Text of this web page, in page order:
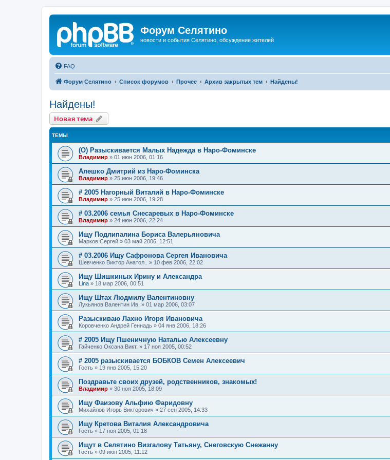
Форум Селятино
новости и события Селятино, обсуждение жителей
FAQ
Форум Селятино Список форумов Прочее Архив закрытых тем Найдены!
Найдены!
Новая тема
ТЕМЫ
(О) Разыскивается Малых Надежда в Наро-Фоминске
Владимир » 01 июн 2006, 01:16
Алешко Дмитрий из Наро-Фоминска
Владимир » 25 июн 2006, 19:46
# 2005 Нагорный Виталий в Наро-Фоминске
Владимир » 25 июн 2006, 19:28
# 03.2006 семья Снесаревых в Наро-Фоминске
Владимир » 24 июн 2006, 22:24
Ищу Подлипалина Бориса Валерьяновича
Марков Сергей » 03 май 2006, 12:51
# 03.2006 Ищу Сафронова Сергея Ивановича
Шевченко Виктор Анатол.. » 10 фев 2006, 22:02
Ищу Шишкиных Ирину и Александра
Lina » 18 мар 2006, 00:51
Ищу Штах Людмилу Валентиновну
Лукьянов Валентин Ив. » 01 мар 2006, 03:07
Разыскиваю Лахно Игоря Ивановича
Коровченко Андрей Геннадь » 04 янв 2006, 18:26
# 2005 Ищу Пшеничную Наталью Алексеевну
Гайченко Оксана Викт. » 17 ноя 2005, 00:52
# 2005 разыскиваетcя БОБКОВ Семен Алексеевич
Гость » 19 янв 2005, 15:20
Поздравьте своих друзей, родственников, знакомых!
Владимир » 30 ноя 2005, 18:09
Ищу Фаизову Альфию Фаридовну
Михайлов Игорь Викторович » 27 сен 2005, 14:33
Ищу Кретова Виталия Александровича
Гость » 17 ноя 2005, 01:18
Ищут в Селятино Визгалову Татьяну, Снеговскую Снежанну
Гость » 09 июн 2005, 11:12